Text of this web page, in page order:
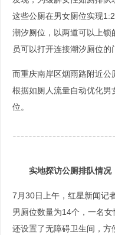
这些公厕在男女厕位实现
潮汐厕位，以两道可以上锁
员可以打开连接潮汐厕位的
而重庆南岸区烟雨路附近公
根据如厕人流量自动优化男
位。
实地探访公厕排队情况
7月30日上午，红星新闻记
男厕位数量为14个，一名
还设置了无障碍卫生间，方